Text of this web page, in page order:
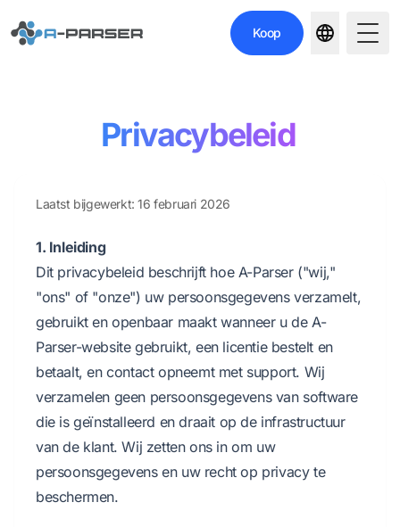
Koop
Privacybeleid
Laatst bijgewerkt: 16 februari 2026
1. Inleiding
Dit privacybeleid beschrijft hoe A-Parser ("wij,"
"ons" of "onze") uw persoonsgegevens verzamelt,
gebruikt en openbaar maakt wanneer u de A-
Parser-website gebruikt, een licentie bestelt en
betaalt, en contact opneemt met support. Wij
verzamelen geen persoonsgegevens van software
die is geïnstalleerd en draait op de infrastructuur
van de klant. Wij zetten ons in om uw
persoonsgegevens en uw recht op privacy te
beschermen.